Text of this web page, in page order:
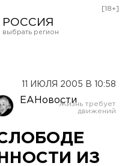
РОССИЯ
Оренбург
[18+]
11 ИЮЛЯ 2005 В 10:58
ЕАНовости
ИЗ